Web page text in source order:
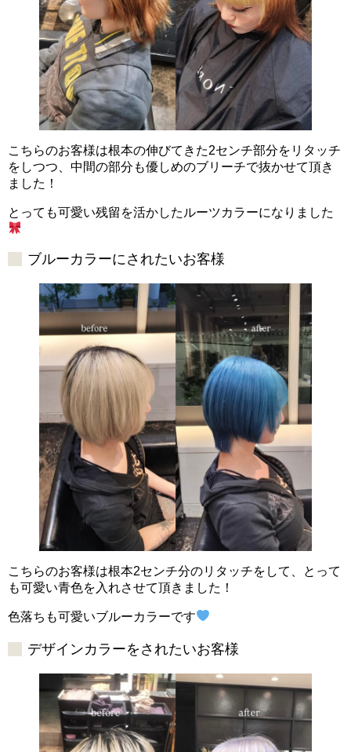
こちらのお客様は根本の伸びてきた2センチ部分をリタッチ
をしつつ、中間の部分も優しめのブリーチで抜かせて頂き
ました！
とっても可愛い残留を活かしたルーツカラーになりました
ブルーカラーにされたいお客様
こちらのお客様は根本2センチ分のリタッチをして、とって
も可愛い青色を入れさせて頂きました！
色落ちも可愛いブルーカラーです
デザインカラーをされたいお客様